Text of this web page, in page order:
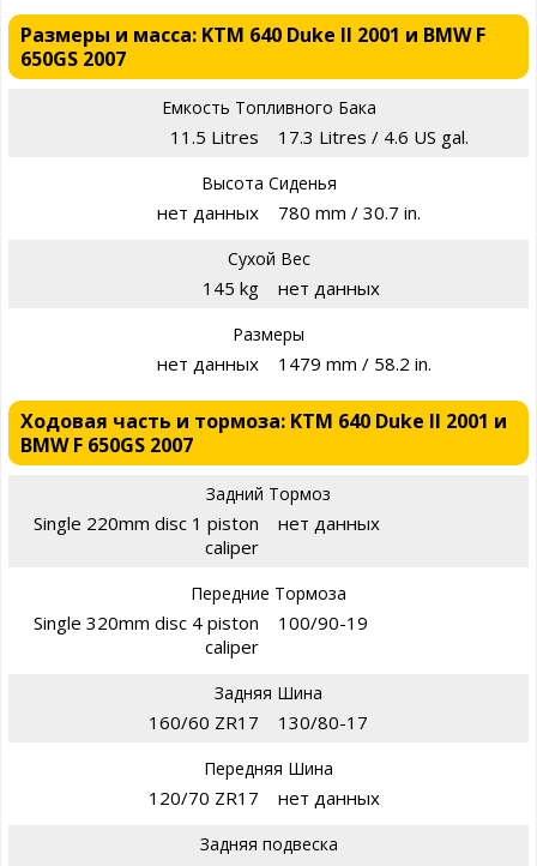
Размеры и масса: KTM 640 Duke II 2001 и BMW F
650GS 2007
Емкость Топливного Бака
11.5 Litres 17.3 Litres / 4.6 US gal.
Высота Сиденья
нет данных 780 mm / 30.7 in.
Сухой Вес
145 kg нет данных
Размеры
нет данных 1479 mm / 58.2 in.
Ходовая часть и тормоза: KTM 640 Duke II 2001 и
BMW F 650GS 2007
Задний Тормоз
Single 220mm disc 1 piston
caliper
нет данных
Передние Тормоза
Single 320mm disc 4 piston
caliper
100/90-19
Задняя Шина
160/60 ZR17 130/80-17
Передняя Шина
120/70 ZR17 нет данных
Задняя подвеска